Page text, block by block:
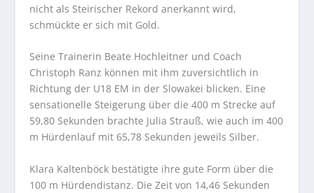
nicht als Steirischer Rekord anerkannt wird,
schmückte er sich mit Gold.
Seine Trainerin Beate Hochleitner und Coach
Christoph Ranz können mit ihm zuversichtlich in
Richtung der U18 EM in der Slowakei blicken. Eine
sensationelle Steigerung über die 400 m Strecke auf
59,80 Sekunden brachte Julia Strauß, wie auch im 400
m Hürdenlauf mit 65,78 Sekunden jeweils Silber.
Klara Kaltenböck bestätigte ihre gute Form über die
100 m Hürdendistanz. Die Zeit von 14,46 Sekunden